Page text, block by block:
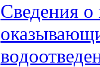
Сведения